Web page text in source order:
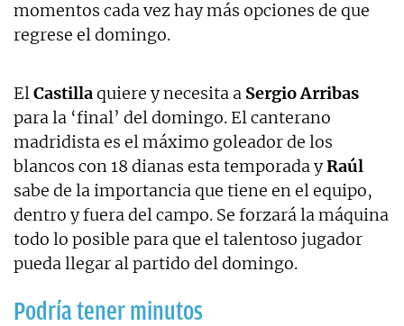
momentos cada vez hay más opciones de que
regrese el domingo.
ElCastillaquiere y necesita a Sergio Arribas
para la ‘final’ del domingo. El canterano
madridista es el máximo goleador de los
blancos con 18 dianas esta temporada yRaúl
sabe de la importancia que tiene en el equipo,
dentro y fuera del campo. Se forzará la máquina
todo lo posible para que el talentoso jugador
pueda llegar al partido del domingo.
Podría tener minutos